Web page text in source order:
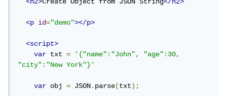
<h2>Create Object from JSON String</h2>
<p id="demo"></p>
<script>
var txt =
'{"name":"John", "age":30,
"city":"New York"}'
var obj = JSON.parse(txt);